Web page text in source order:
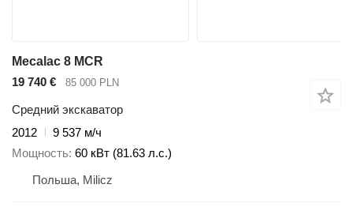
Mecalac 8 MCR
19 740 €
85 000 PLN
Средний экскаватор
2012
9 537 м/ч
Мощность 60 кВт (81.63 л.с.)
Польша, Milicz